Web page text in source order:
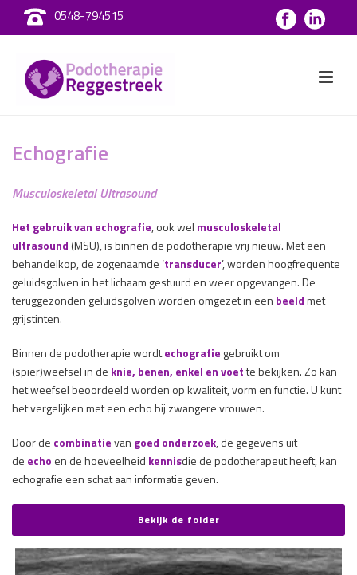
0548-794515
Echografie
Musculoskeletal Ultrasound
Het gebruik van echografie, ook wel musculoskeletal
ultrasound (MSU), is binnen de podotherapie vrij nieuw. Met een
behandelkop, de zogenaamde ‘transducer’, worden hoogfrequente
geluidsgolven in het lichaam gestuurd en weer opgevangen. De
teruggezonden geluidsgolven worden omgezet in een beeldmet
grijstinten.
Binnen de podotherapie wordtechografie gebruikt om
(spier)weefsel in de knie, benen, enkel en voette bekijken. Zo kan
het weefsel beoordeeld worden op kwaliteit, vorm en functie. U kunt
het vergelijken met een echo bij zwangere vrouwen.
Door de combinatievan goed onderzoek, de gegevens uit
de echo en de hoeveelheid kennisdie de podotherapeut heeft, kan
echografie een schat aan informatie geven.
Bekijk de folder